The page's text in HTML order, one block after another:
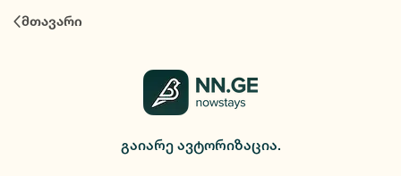
მთავარი
გაიარე ავტორიზაცია.
ავტორიზაცია